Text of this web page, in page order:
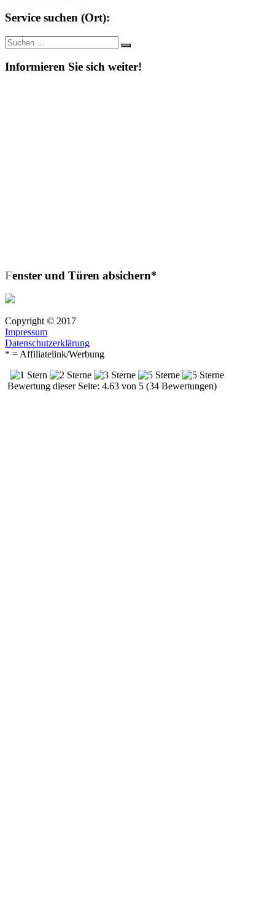
Service suchen (Ort):
Suche
nach:
Suchen
Informieren Sie sich weiter!
Fenster und Türen absichern*
Copyright © 2017
Impressum
Datenschutzerklärung
* = Affiliatelink/Werbung
Bewertung dieser Seite: 4.63 von 5 (34 Bewertungen)